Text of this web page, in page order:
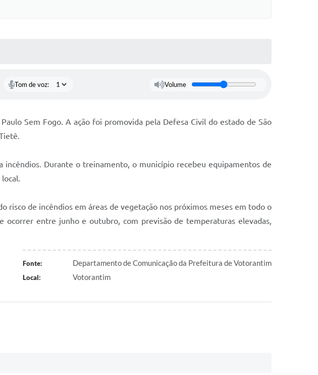
Tom de voz: Volume
Sem Fogo. A ação foi promovida pela Defesa Civil do estado de São
incêndios. Durante o treinamento, o município recebeu equipamentos de
risco de incêndios em áreas de vegetação nos próximos meses em todo o
entre junho e outubro, com previsão de temperaturas elevadas,
Fonte: Departamento de Comunicação da Prefeitura de Votorantim
Local: Votorantim